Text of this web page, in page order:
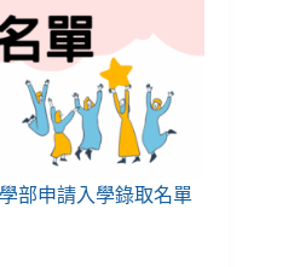
部申請入學錄取名單